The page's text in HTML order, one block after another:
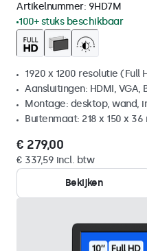
Artikelnummer: 9HD7M
100+ stuks beschikbaar
1920 x 1200 resolutie (Full
Aansluitingen: HDMI, VGA,
Montage: desktop, wand,
Buitenmaat: 218 x 150 x 36
€ 279,00
€ 337,59 incl. btw
Bekijken